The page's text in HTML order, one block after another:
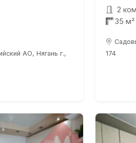
АО, Нягань г.,
2
35 м²
174